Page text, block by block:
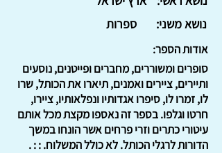
ספרות
נושא משני:
אודות הספר:
סופרים ומשוררים, מחברים ופייטנים, נוסעים
ותיירים, ציירים ואמנים, תיארו את הכותל, שרו
לו, זמרו לו, סיפרו אגדותיו ונפלאותיו, ציירו,
חרטו וגלפו. בספר זה נאספו מקצת מכל אותם
עיטורי כתרים וזרי פרחים אשר הונחו במשך
הדורות לרגלי הכותל. לא כולל המשלוח. : : .